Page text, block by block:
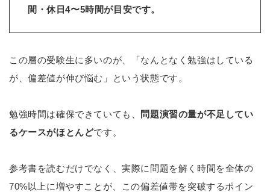
間・休日4〜5時間が目安です。
この層の受験生に多いのが、「なんとなく勉強はしている
が、偏差値が伸び悩む」という状態です。
勉強時間は確保できていても、 問題演習の量が不足してい
るケースがほとんどです。
参考書を読むだけでなく、実際に問題を解く時間を全体の
70%以上に増やすことが、この偏差値帯を突破するポイン